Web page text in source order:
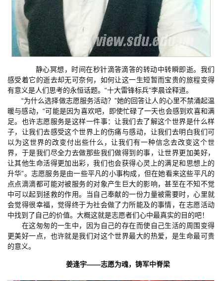
静心冥想，时间在秒针滴答滴答的转动中转瞬即逝。我们
感受着它的逝去却无可奈何，如何让这一生短暂而宝贵的旅程变得
有意义是人们思考的永恒话题。“十大雷锋标兵”李晨诠释道。
“为什么选择做志愿服务活动？”她的回答让人的心里不禁涌起温
暖与感动，“可能是因为喜欢吧，即使忙碌了一天也会感到欢喜和满
足。也许志愿服务是这样一件事：让我们去了解这个世界是什么样
子，让我们去感受这个世界上的伤痛与感动，让我们去明白我们可
以为这世界的改变付出些什么，让我们有一种信念去改变这个世
界，于是我们尽全力去做那些我们做得到的事，让世界更加美好，
让其他生命活得更加出彩，我们也会获得心灵上的满足和思想上的
升华”。志愿服务是由一些平凡的小事构成，但在她看来这些平凡的
点点滴滴都可能对被服务的对象产生巨大的影响，甚至在不知不觉
中可以起到拯救的作用。当自己奉献的一份力量被需要时，心里就
会觉得很幸福，觉得终于为社会做了力所能及的事情，在志愿活动
中找到了自己的价值。大概这就是志愿者们心中最真实的目的吧！
在这匆匆的一生中，因为自己的存在而使自己生活的周围变得
更美好一点，也许就是我们对这个世界最大的热爱，是生命最可贵
的意义。
姜逢宇——志愿为魂，铸军中脊梁